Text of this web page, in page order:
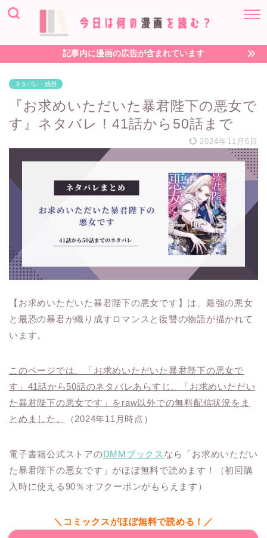
記事内に漫画の広告が含まれています
ネタバレ・感想
『お求めいただいた暴君陛下の悪女で
す』ネタバレ！41話から50話まで
2024年11月6日
【お求めいただいた暴君陛下の悪女です】は、最強の悪女
と最恐の暴君が織り成すロマンスと復讐の物語が描かれて
います。
このページでは、「お求めいただいた暴君陛下の悪女で
す」41話から50話のネタバレあらすじ、「お求めいただい
た暴君陛下の悪女です」をraw以外での無料配信状況をま
とめました。
（2024年11月時点）
電子書籍公式ストアのDMMブックス なら「お求めいただい
た暴君陛下の悪女です」がほぼ無料で読めます！（初回購
入時に使える90％オフクーポンがもらえます）
＼コミックスがほぼ無料で読める！／